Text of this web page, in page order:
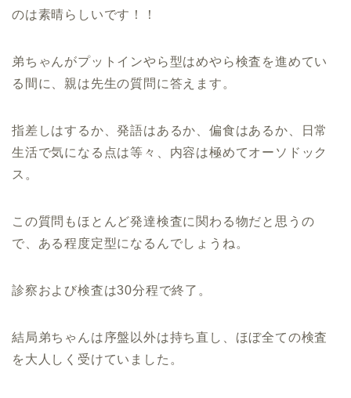
のは素晴らしいです！！
弟ちゃんがプットインやら型はめやら検査を進めてい
る間に、親は先生の質問に答えます。
指差しはするか、発語はあるか、偏食はあるか、日常
生活で気になる点は等々、内容は極めてオーソドック
ス。
この質問もほとんど発達検査に関わる物だと思うの
で、ある程度定型になるんでしょうね。
診察および検査は30分程で終了。
結局弟ちゃんは序盤以外は持ち直し、ほぼ全ての検査
を大人しく受けていました。